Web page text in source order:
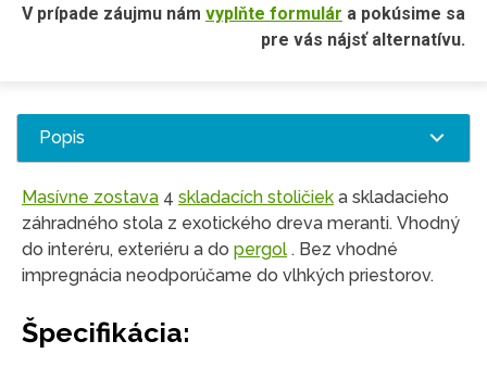
V prípade záujmu nám vyplňte formulár a pokúsime sa
pre vás nájsť alternatívu.
Popis
Masívne zostava 4 skladacích stoličiek a skladacieho
záhradného stola z exotického dreva meranti. Vhodný
do interéru, exteriéru a do pergol . Bez vhodné
impregnácia neodporúčame do vlhkých priestorov.
Špecifikácia: